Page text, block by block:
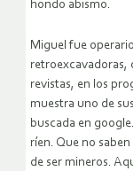
hondo abismo.
Miguel fue
retroexcavadoras,
revistas, en los
muestra uno de
buscada en
ríen. Que no
de ser mineros.